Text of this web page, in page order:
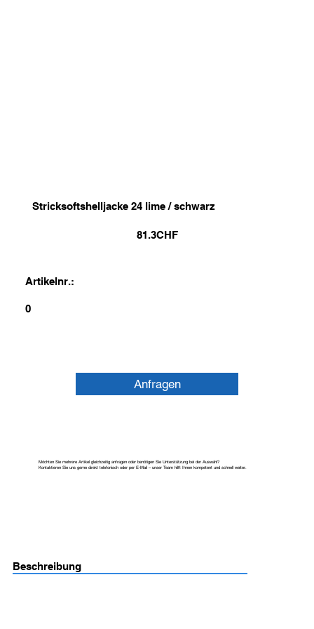
Stricksoftshelljacke 24 lime / schwarz
81.3CHF
Artikelnr.:
0
Anfragen
Möchten Sie mehrere Artikel gleichzeitig anfragen oder benötigen Sie Unterstützung bei der Auswahl?
Kontaktieren Sie uns gerne direkt telefonisch oder per E-Mail – unser Team hilft Ihnen kompetent und schnell weiter.
Beschreibung